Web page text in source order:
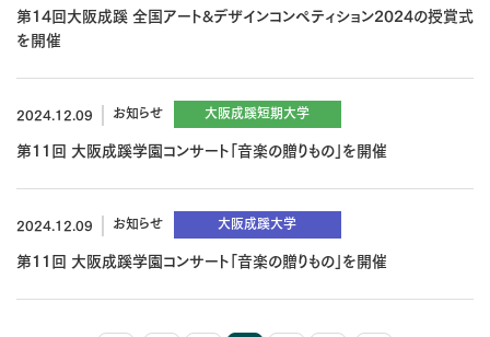
第14回大阪成蹊 全国アート&デザインコンペティション2024の授賞式
を開催
2024.12.09 お知らせ 大阪成蹊短期大学
第11回 大阪成蹊学園コンサート「音楽の贈りもの」を開催
2024.12.09 お知らせ 大阪成蹊大学
第11回 大阪成蹊学園コンサート「音楽の贈りもの」を開催